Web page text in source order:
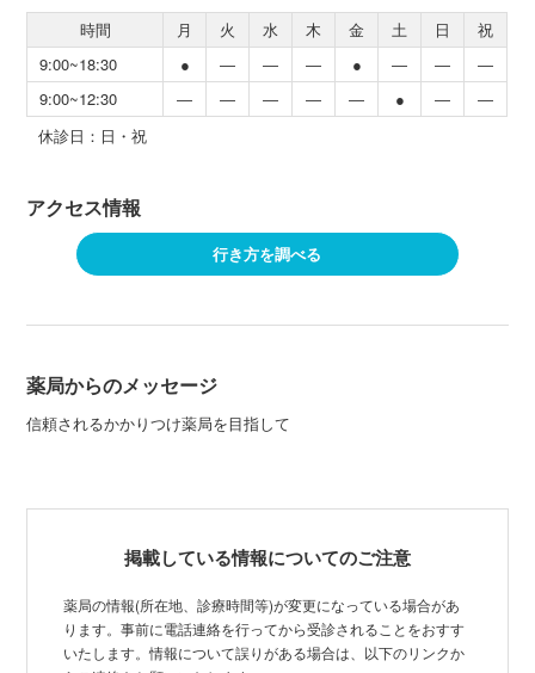
時間 月 火 水 木 金 土 日
祝
9:00~18:30
● ― ― ― ● ― ―
―
9:00~12:30
― ― ― ― ― ● ―
―
休診日：日・祝
アクセス情報
行き方を調べる
薬局からのメッセージ
信頼されるかかりつけ薬局を目指して
掲載している情報についてのご注意
薬局の情報(所在地、診療時間等)が変更になっている場合があ
ります。事前に電話連絡を行ってから受診されることをおすす
いたします。情報について誤りがある場合は、以下のリンクか